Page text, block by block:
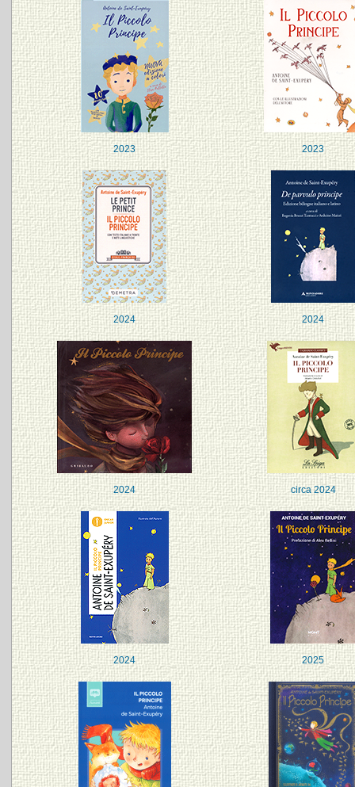
2023 2023
2024 2024
2024 circa 2024
2024 2025